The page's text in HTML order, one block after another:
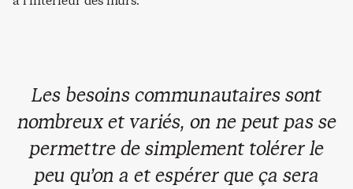
Les besoins communautaires sont
nombreux et variés, on ne peut pas se
permettre de simplement tolérer le
peu qu’on a et espérer que ça sera